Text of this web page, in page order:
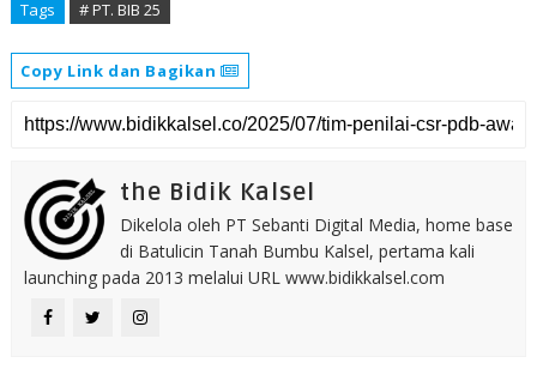
Tags # PT. BIB 25
Copy Link dan Bagikan
the Bidik Kalsel
Dikelola oleh PT Sebanti Digital Media, home base
di Batulicin Tanah Bumbu Kalsel, pertama kali
launching pada 2013 melalui URL www.bidikkalsel.com